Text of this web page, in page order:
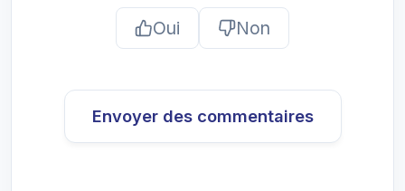
Oui Non
Envoyer des commentaires